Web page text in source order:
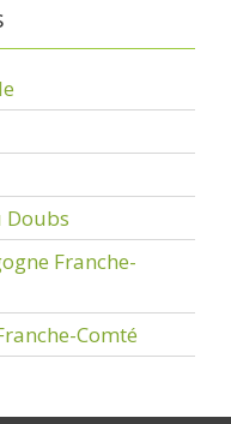
Doubs
Franche-
Comté